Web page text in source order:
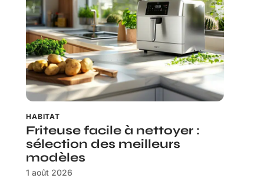
HABITAT
Friteuse facile à nettoyer :
sélection des meilleurs
modèles
1 août 2026